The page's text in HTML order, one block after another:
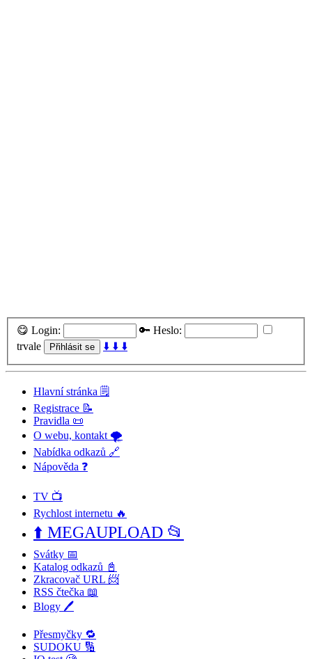
😋 Login:
🔑 Heslo:
trvale
⬇️ ⬇️ ⬇️
Hlavní stránka 🗒️
Registrace 📝
Pravidla 📜
O webu, kontakt 🌪️
Nabídka odkazů 🔗
Nápověda ❓
TV 📺
Rychlost internetu 🔥
⬆️ MEGAUPLOAD 📂
Svátky 📅
Katalog odkazů 📓
Zkracovač URL 📨
RSS čtečka 📖
Blogy 🖊️
Přesmyčky 🔁
SUDOKU 🔢